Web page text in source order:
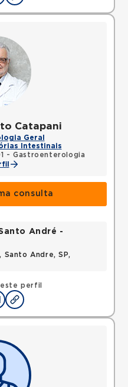
Catapani
Geral
Intestinais
- Gastroenterologia
consulta
perfil
André -
Santo Andre, SP,